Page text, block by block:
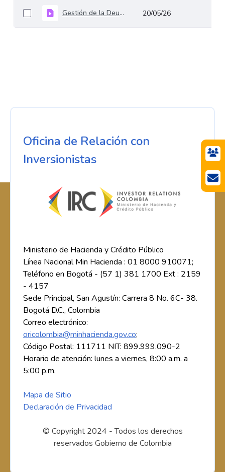
Gestión de la Deuda Pública: Estrategias y Resultados - Ministerio de Hacienda y Crédito Público 20/05/26
Oficina de Relación con
Inversionistas
Ministerio de Hacienda y Crédito Público
Línea Nacional Min Hacienda : 01 8000 910071;
Teléfono en Bogotá - (57 1) 381 1700 Ext : 2159
- 4157
Sede Principal, San Agustín: Carrera 8 No. 6C- 38.
Bogotá D.C., Colombia
Correo electrónico:
oricolombia@minhacienda.gov.co;
Código Postal: 111711 NIT: 899.999.090-2
Horario de atención: lunes a viernes, 8:00 a.m. a
5:00 p.m.
Mapa de Sitio
Declaración de Privacidad
© Copyright 2024 - Todos los derechos
reservados Gobierno de Colombia